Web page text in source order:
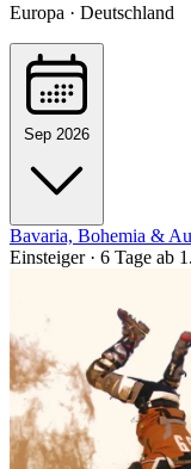
Europa · Deutschland
Sep 2026
Bavaria, Bohemia &
Einsteiger · 6 Tage ab